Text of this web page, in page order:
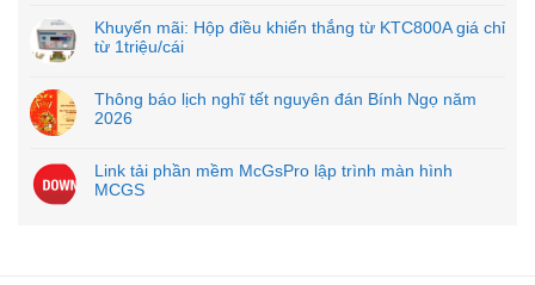
Khuyến mãi: Hộp điều khiển thắng từ KTC800A giá chỉ
từ 1triệu/cái
Thông báo lịch nghĩ tết nguyên đán Bính Ngọ năm
2026
Link tải phần mềm McGsPro lập trình màn hình
MCGS